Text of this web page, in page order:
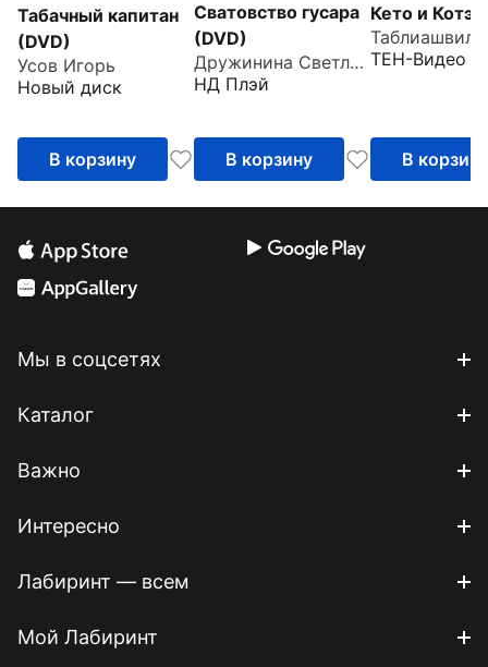
Табачный капитан
(DVD)
Усов Игорь
Новый диск
В корзину
Сватовство гусара
(DVD)
Дружинина Светлана
НД Плэй
В корзину
Кето и Котэ
ТЕН-Видео
В корзину
Мы в соцсетях
Каталог
Важно
Интересно
Лабиринт — всем
Мой Лабиринт